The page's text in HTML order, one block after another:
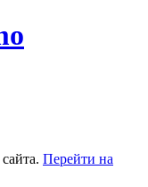
Перейти на